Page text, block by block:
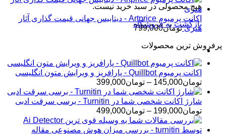
هیچ محصولی در سبد خرید نیست.
بازگشت به فروشگاه
اکانت پرمیوم Artprice - دیتابیس جهانی قیمت ‌گذاری آثار
هنری تومان799,000
پرفروش ترین محصولات
اکانت پرمیوم Quillbot - پارافریز و ویرایش متون انگلیسی
تومان145,000
– تومان399,000محدوده
قیمت:
تومان145,000
تا
تومان399,000
شارژ اکانت شخصی شما در Turnitin - برسی سرقت ادبی
تومان199,000
– تومان499,000محدوده
قیمت:
تومان199,000